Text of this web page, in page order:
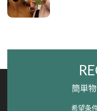
簡単
希望条